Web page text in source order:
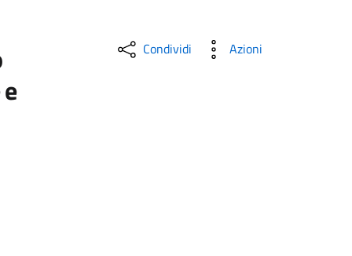
Condividi Azioni